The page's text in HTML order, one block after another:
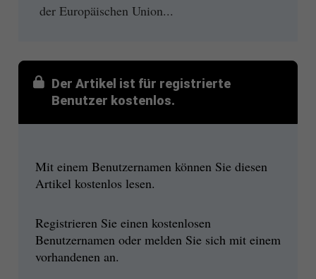
der Europäischen Union...
Der Artikel ist für registrierte
Benutzer kostenlos.
Mit einem Benutzernamen können Sie diesen
Artikel kostenlos lesen.
Registrieren Sie einen kostenlosen
Benutzernamen oder melden Sie sich mit einem
vorhandenen an.